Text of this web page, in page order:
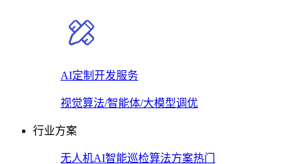
AI定制开发服务
视觉算法/智能体/大模型调优
行业方案
无人机AI智能巡检算法方案热门